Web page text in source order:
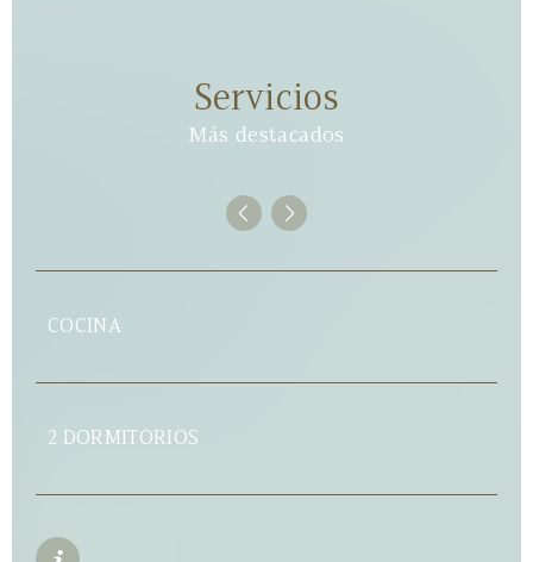
Servicios
Más destacados
COCINA
2 DORMITORIOS